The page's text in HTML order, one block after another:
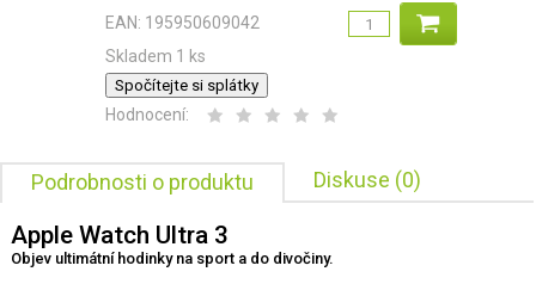
EAN: 195950609042
Skladem 1 ks
Spočítejte si splátky
Hodnocení:
Podrobnosti o produktu Diskuse (0)
Apple Watch Ultra 3
Objev ultimátní hodinky na sport a do divočiny.